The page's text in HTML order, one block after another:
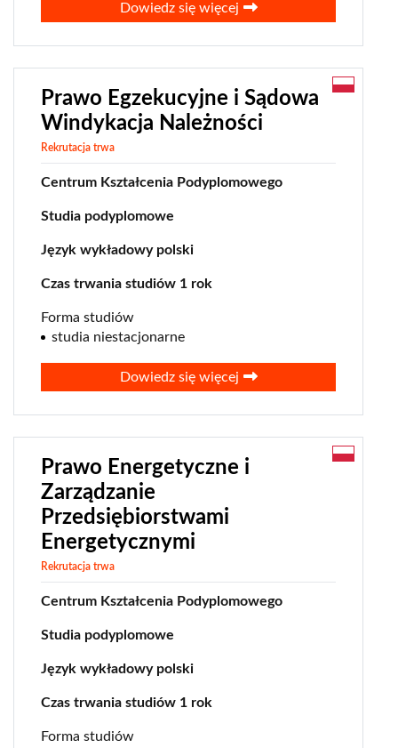
Dowiedz się więcej
Prawo Egzekucyjne i Sądowa
Windykacja Należności
Rekrutacja trwa
Centrum Kształcenia Podyplomowego
Studia podyplomowe
Język wykładowy polski
Czas trwania studiów 1 rok
Forma studiów
studia niestacjonarne
Dowiedz się więcej
Prawo Energetyczne i
Zarządzanie
Przedsiębiorstwami
Energetycznymi
Rekrutacja trwa
Centrum Kształcenia Podyplomowego
Studia podyplomowe
Język wykładowy polski
Czas trwania studiów 1 rok
Forma studiów